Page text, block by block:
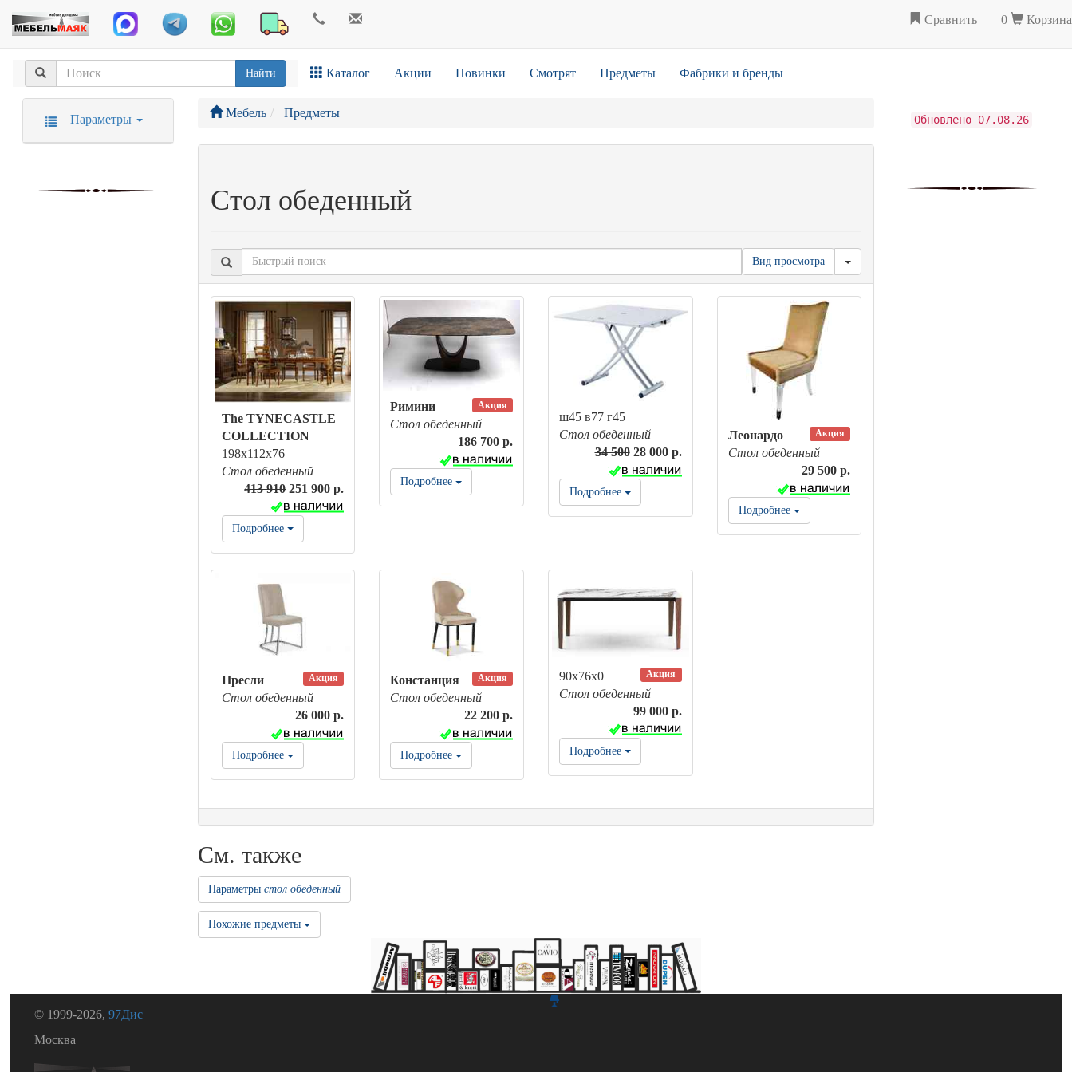
Сравнить 0 Корзина
Найти Каталог Акции Новинки Смотрят Предметы Фабрики и бренды
Мебель Предметы
Стол обеденный
Вид просмотра
The TYNECASTLE
COLLECTION
198x112x76
Стол обеденный
413 910251 900 р.
Подробнее
Акция
Римини
Стол обеденный
186 700 р.
Подробнее
ш45 в77 г45
Стол обеденный
34 50028 000 р.
Подробнее
Акция
Леонардо
Стол обеденный
29 500 р.
Подробнее
Акция
Пресли
Стол обеденный
26 000 р.
Подробнее
Акция
Констанция
Стол обеденный
22 200 р.
Подробнее
Акция
90х76х0
Стол обеденный
99 000 р.
Подробнее
См. также
Параметры стол обеденный
Похожие предметы
Параметры Обновлено 07.08.26
© 1999-2026,97Дис
Москва